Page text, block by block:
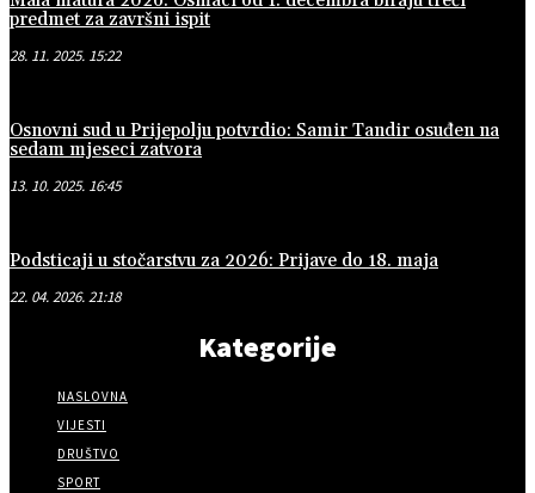
predmet za završni ispit
28. 11. 2025. 15:22
Osnovni sud u Prijepolju potvrdio: Samir Tandir osuđen na
sedam mjeseci zatvora
13. 10. 2025. 16:45
Podsticaji u stočarstvu za 2026: Prijave do 18. maja
22. 04. 2026. 21:18
Kategorije
NASLOVNA
VIJESTI
DRUŠTVO
SPORT